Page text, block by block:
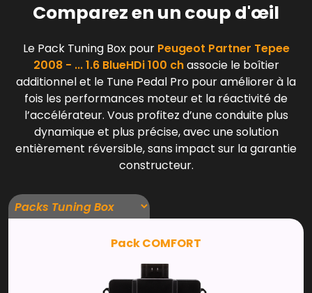
Comparez en un coup d'œil
Le Pack Tuning Box pour Peugeot Partner Tepee
2008 - ... 1.6 BlueHDi 100 chassocie le boîtier
additionnel et le Tune Pedal Pro pour améliorer à la
fois les performances moteur et la réactivité de
l’accélérateur. Vous profitez d’une conduite plus
dynamique et plus précise, avec une solution
entièrement réversible, sans impact sur la garantie
constructeur.
Pack COMFORT